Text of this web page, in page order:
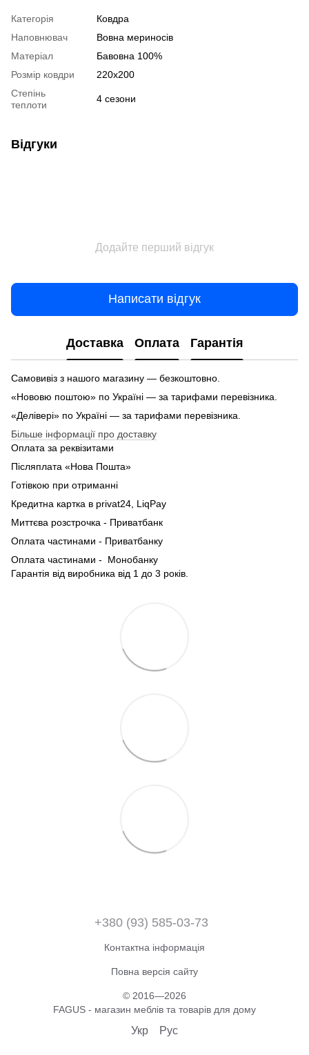
Категорія
Ковдра
Наповнювач
Вовна мериносів
Матеріал
Бавовна 100%
Розмір ковдри
220х200
Степінь
теплоти
4 сезони
Відгуки
Додайте перший відгук
Написати відгук
Доставка Оплата Гарантія
Самовивіз з нашого магазину — безкоштовно.
«Нововю поштою» по Україні — за тарифами перевізника.
«Делівері» по Україні — за тарифами перевізника.
Більше інформації про доставку
Оплата за реквізитами
Післяплата «Нова Пошта»
Готівкою при отриманні
Кредитна картка в privat24, LiqPay
Миттєва розстрочка - Приватбанк
Оплата частинами - Приватбанку
Оплата частинами - Монобанку
Гарантія від виробника від 1 до 3 років.
+380 (93) 585-03-73
Контактна інформація
Повна версія сайту
© 2016—2026
FAGUS - магазин меблів та товарів для дому
Укр Рус